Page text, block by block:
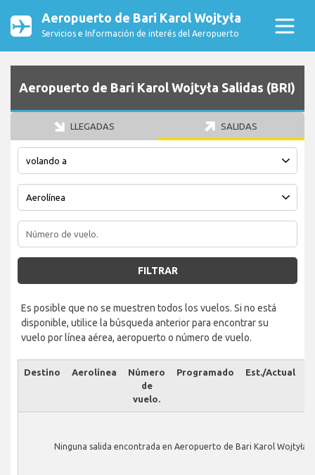
Aeropuerto de Bari Karol Wojtyła
Servicios e Información de interés del Aeropuerto
Aeropuerto de Bari Karol Wojtyła Salidas (BRI)
LLEGADAS SALIDAS
FILTRAR
Es posible que no se muestren todos los vuelos. Si no está
disponible, utilice la búsqueda anterior para encontrar su
vuelo por línea aérea, aeropuerto o número de vuelo.
Destino Aerolínea
Número
de
vuelo.
Programado Est./Actual
Ninguna salida encontrada en Aeropuerto de Bari Karol Wojtyła.